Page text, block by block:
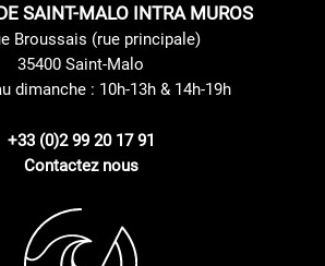
SAINT-MALO INTRA MUROS
Broussais (rue principale)
35400 Saint-Malo
dimanche : 10h-13h & 14h-19h
+33 (0)2 99 20 17 91
Contactez nous